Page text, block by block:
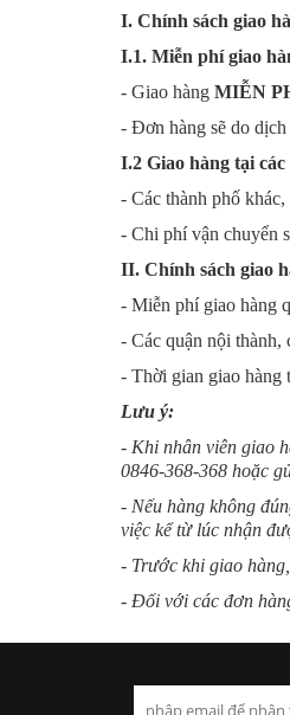
I. Chính sách giao
I.1. Miễn phí giao
- Giao hàng MIỄN
- Đơn hàng sẽ do
I.2 Giao hàng tại
- Các thành phố
- Chi phí vận chuyển
II. Chính sách giao
- Miễn phí giao hàng
- Các quận nội
- Thời gian giao hàng
Lưu ý:
- Khi nhân viên giao
0846-368-368 hoặc
- Nếu hàng không
việc kể từ lúc nhận
- Trước khi giao
- Đối với các đơn